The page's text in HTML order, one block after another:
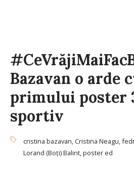
Bazavan o arde
primului poster
sportiv
cristina bazavan, Cristina Neagu,
Lorand (Boți) Balint,poster ed